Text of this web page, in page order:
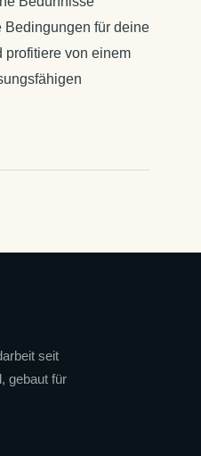
Bedingungen für deine
profitiere von einem
seit
gebaut für